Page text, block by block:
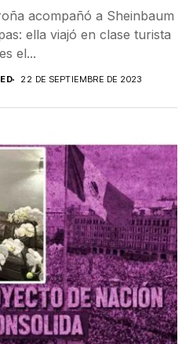
acompañó a Sheinbaum
ella viajó en clase turista
el...
22 DE SEPTIEMBRE DE 2023